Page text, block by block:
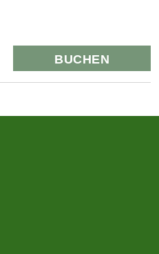
BUCHEN